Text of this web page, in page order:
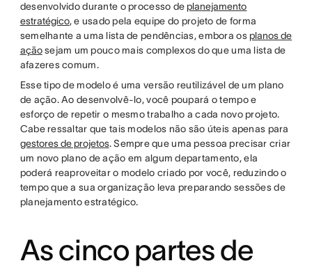
desenvolvido durante o processo de planejamento
estratégico, e usado pela equipe do projeto de forma
semelhante a uma lista de pendências, embora os planos de
açãosejam um pouco mais complexos do que uma lista de
afazeres comum.
Esse tipo de modelo é uma versão reutilizável de um plano
de ação. Ao desenvolvê-lo, você poupará o tempo e
esforço de repetir o mesmo trabalho a cada novo projeto.
Cabe ressaltar que tais modelos não são úteis apenas para
gestores de projetos. Sempre que uma pessoa precisar criar
um novo plano de ação em algum departamento, ela
poderá reaproveitar o modelo criado por você, reduzindo o
tempo que a sua organização leva preparando sessões de
planejamento estratégico.
As cinco partes de